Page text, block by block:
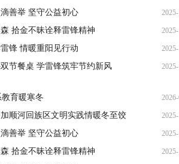
善举 坚守公益初心
拾金不昧诠释雷锋精神
锋 情暖重阳见行动
节餐桌 学雷锋筑牢节约新风
育暖寒冬
顺河回族区文明实践情暖冬至饺
善举 坚守公益初心
拾金不昧诠释雷锋精神